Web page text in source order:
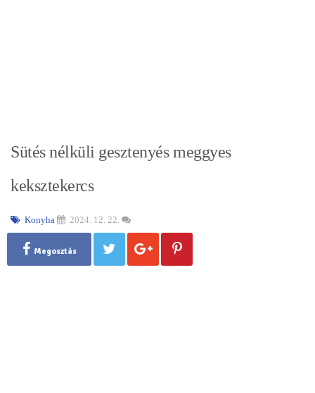
Sütés nélküli gesztenyés meggyes
keksztekercs
Konyha 2024. 12. 22.
Megosztás